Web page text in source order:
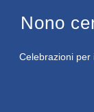
Nono
Celebrazioni per